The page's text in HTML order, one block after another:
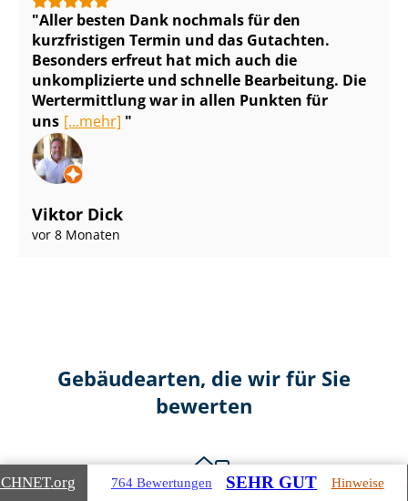
Aller besten Dank nochmals für den
kurzfristigen Termin und das Gutachten.
Besonders erfreut hat mich auch die
unkomplizierte und schnelle Bearbeitung. Die
Wertermittlung war in allen Punkten für
uns [...mehr]
Viktor Dick
vor 8 Monaten
Gebäudearten, die wir für Sie
bewerten
.org 764 Bewertungen SEHR GUT Hinweise